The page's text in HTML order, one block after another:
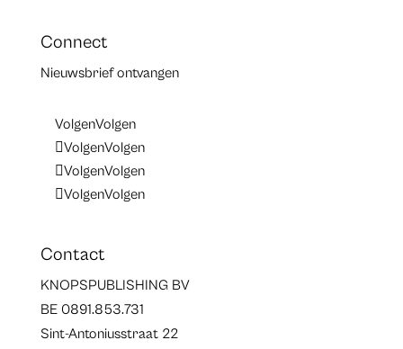
Connect
Nieuwsbrief ontvangen
VolgenVolgen
VolgenVolgen
VolgenVolgen
VolgenVolgen
Contact
KNOPSPUBLISHING BV
BE 0891.853.731
Sint-Antoniusstraat 22